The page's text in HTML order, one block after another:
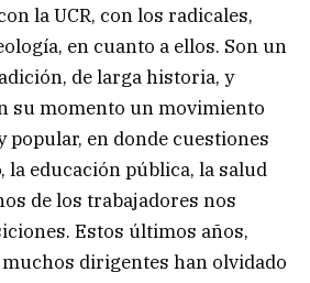
la UCR, con los radicales,
en cuanto a ellos. Son un
de larga historia, y
su momento un movimiento
popular, en donde cuestiones
la educación pública, la salud
de los trabajadores nos
Estos últimos años,
dirigentes han olvidado